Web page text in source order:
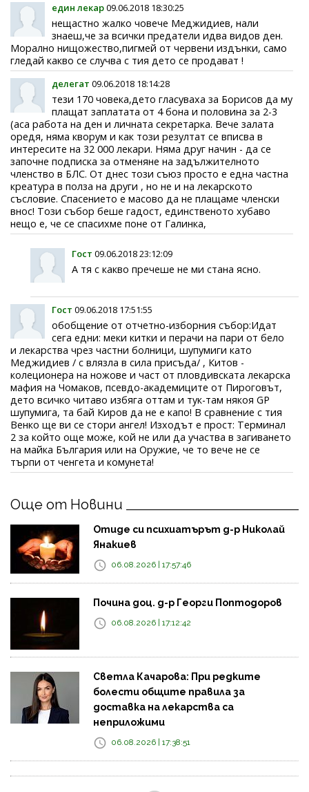
един лекар09.06.2018 18:30:25
нещастно жалко човече Меджидиев, нали
знаеш,че за всички предатели идва видов ден.
Морално нищожество,пигмей от червени издънки, само
гледай какво се случва с тия дето се продават !
делегат 09.06.2018 18:14:28
тези 170 човека,дето гласуваха за Борисов да му
плащат заплатата от 4 бона и половина за 2-3
(аса работа на ден и личната секретарка. Вече залата
оредя, няма кворум и как този резултат се вписва в
интересите на 32 000 лекари. Няма друг начин - да се
започне подписка за отменяне на задължителното
членство в БЛС. От днес този съюз просто е една частна
креатура в полза на други , но не и на лекарското
съсловие. Спасението е масово да не плащаме членски
внос! Този събор беше гадост, единственото хубаво
нещо е, че се спасихме поне от Галинка,
Гост 09.06.2018 23:12:09
А тя с какво пречеше не ми стана ясно.
Гост 09.06.2018 17:51:55
обобщение от отчетно-изборния събор:Идат
сега едни: меки китки и перачи на пари от бело
и лекарства чрез частни болници, шупумиги като
Меджидиев / с влязла в сила присъда/ , Китов -
колеционера на ножове и част от пловдивската лекарска
мафия на Чомаков, псевдо-академиците от Пироговът,
дето всичко читаво избяга оттам и тук-там някоя GP
шупумига, та бай Киров да не е капо! В сравнение с тия
Венко ще ви се стори ангел! Изходът е прост: Терминал
2 за който още може, кой не или да участва в загиването
на майка България или на Оружие, че то вече не се
търпи от ченгета и комунета!
Още от Новини
Отиде си психиатърът д-р Николай
Янакиев
06.08.2026 | 17:57:46
Почина доц. д-р Георги Поптодоров
06.08.2026 | 17:12:42
Светла Качарова: При редките
болести общите правила за
доставка на лекарства са
неприложими
06.08.2026 | 17:38:51